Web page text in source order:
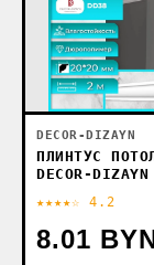
DECOR-DIZAYN
ПЛИНТУС
DECOR-
★★★★☆ 4.2
8.01